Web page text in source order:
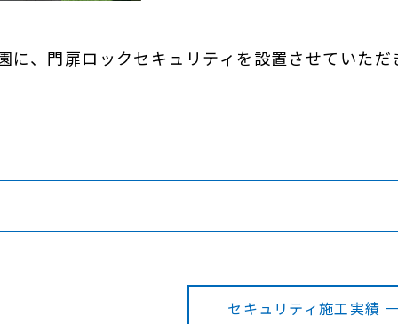
に、門扉ロックセキュリティを設置させていただ
セキュリティ施工実績